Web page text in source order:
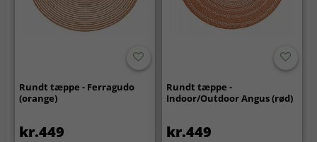
Rundt tæppe - Ferragudo
(orange)
kr.449
Rundt tæppe -
Indoor/Outdoor Angus (rød)
kr.449